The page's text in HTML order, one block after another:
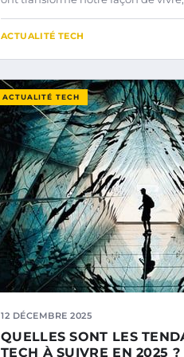
ACTUALITÉ TECH
ACTUALITÉ TECH
12 DÉCEMBRE 2025
QUELLES SONT LES
TECH À SUIVRE EN 2025 ?